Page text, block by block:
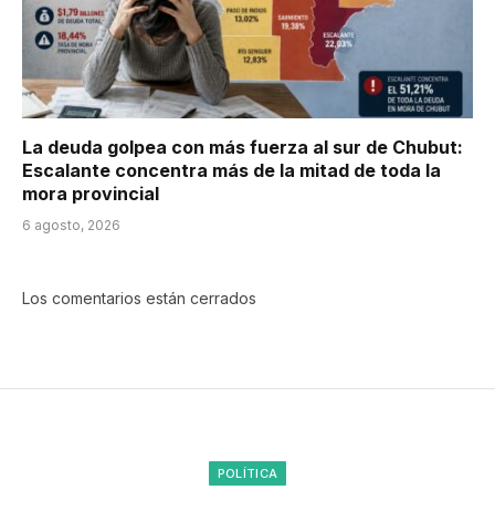
La deuda golpea con más fuerza al sur de Chubut:
Escalante concentra más de la mitad de toda la
mora provincial
6 agosto, 2026
Los comentarios están cerrados
POLÍTICA